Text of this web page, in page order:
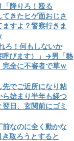
降りろ！殴る
きたヒゲ面おじさ
すよ？警察行きま
ろ！何もしないか
呼びます）」→男「熱
全に不審者で草ｗ
でご近所になり粘
始まり半年も経つ
日、玄関前にゴミ
前なのに全く動かな
取ろうとすると